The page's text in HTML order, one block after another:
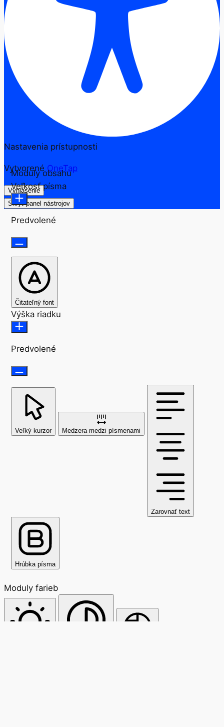
Nastavenia prístupnosti
Vytvorené OneTap
Vyhlásenie
Skryť panel nástrojov
Moduly obsahu
Veľkosť písma
Predvolené
Čitateľný font
Výška riadku
Predvolené
Veľký kurzor Medzera medzi písmenami
Zarovnať text
Hrúbka písma
Moduly farieb